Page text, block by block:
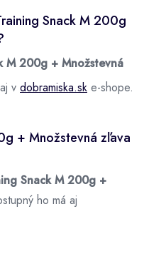
Snack M 200g
M 200g + Množstevná
v dobramiska.sk e-shope.
+ Množstevná zľava
Snack M 200g +
ho má aj